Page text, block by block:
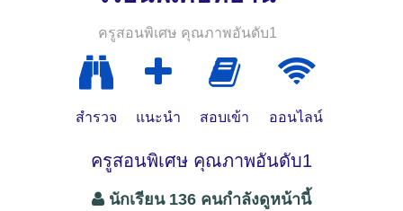
ครูสอนพิเศษ คุณภาพอันดับ1
สำรวจ แนะนำ สอบเข้า ออนไลน์
ครูสอนพิเศษ คุณภาพอันดับ1
นักเรียน 136 คนกำลังดูหน้านี้